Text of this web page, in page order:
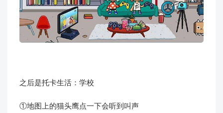
之后是托卡生活：学校
①地图上的猫头鹰点一下会听到叫声